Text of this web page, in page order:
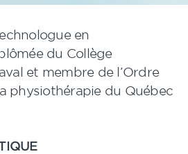
en
du Collège
et membre de l’Ordre
physiothérapie du Québec